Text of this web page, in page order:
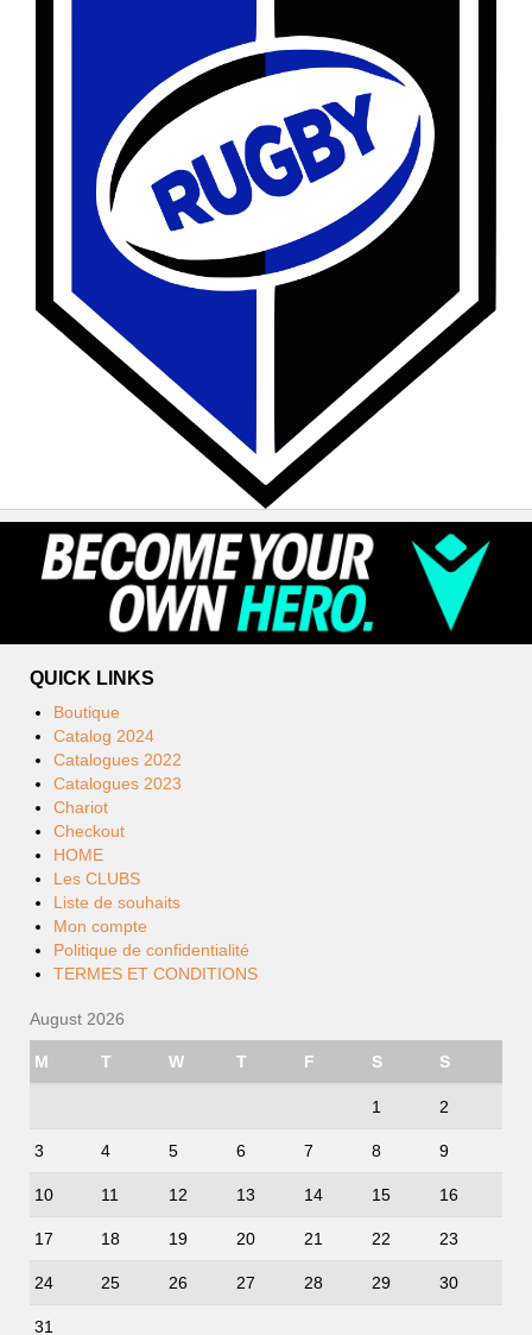
QUICK LINKS
Boutique
Catalog 2024
Catalogues 2022
Catalogues 2023
Chariot
Checkout
HOME
Les CLUBS
Liste de souhaits
Mon compte
Politique de confidentialité
TERMES ET CONDITIONS
August 2026
M T W T F S S
1 2
3 4 5 6 7 8 9
10 11 12 13 14 15 16
17 18 19 20 21 22 23
24 25 26 27 28 29 30
31